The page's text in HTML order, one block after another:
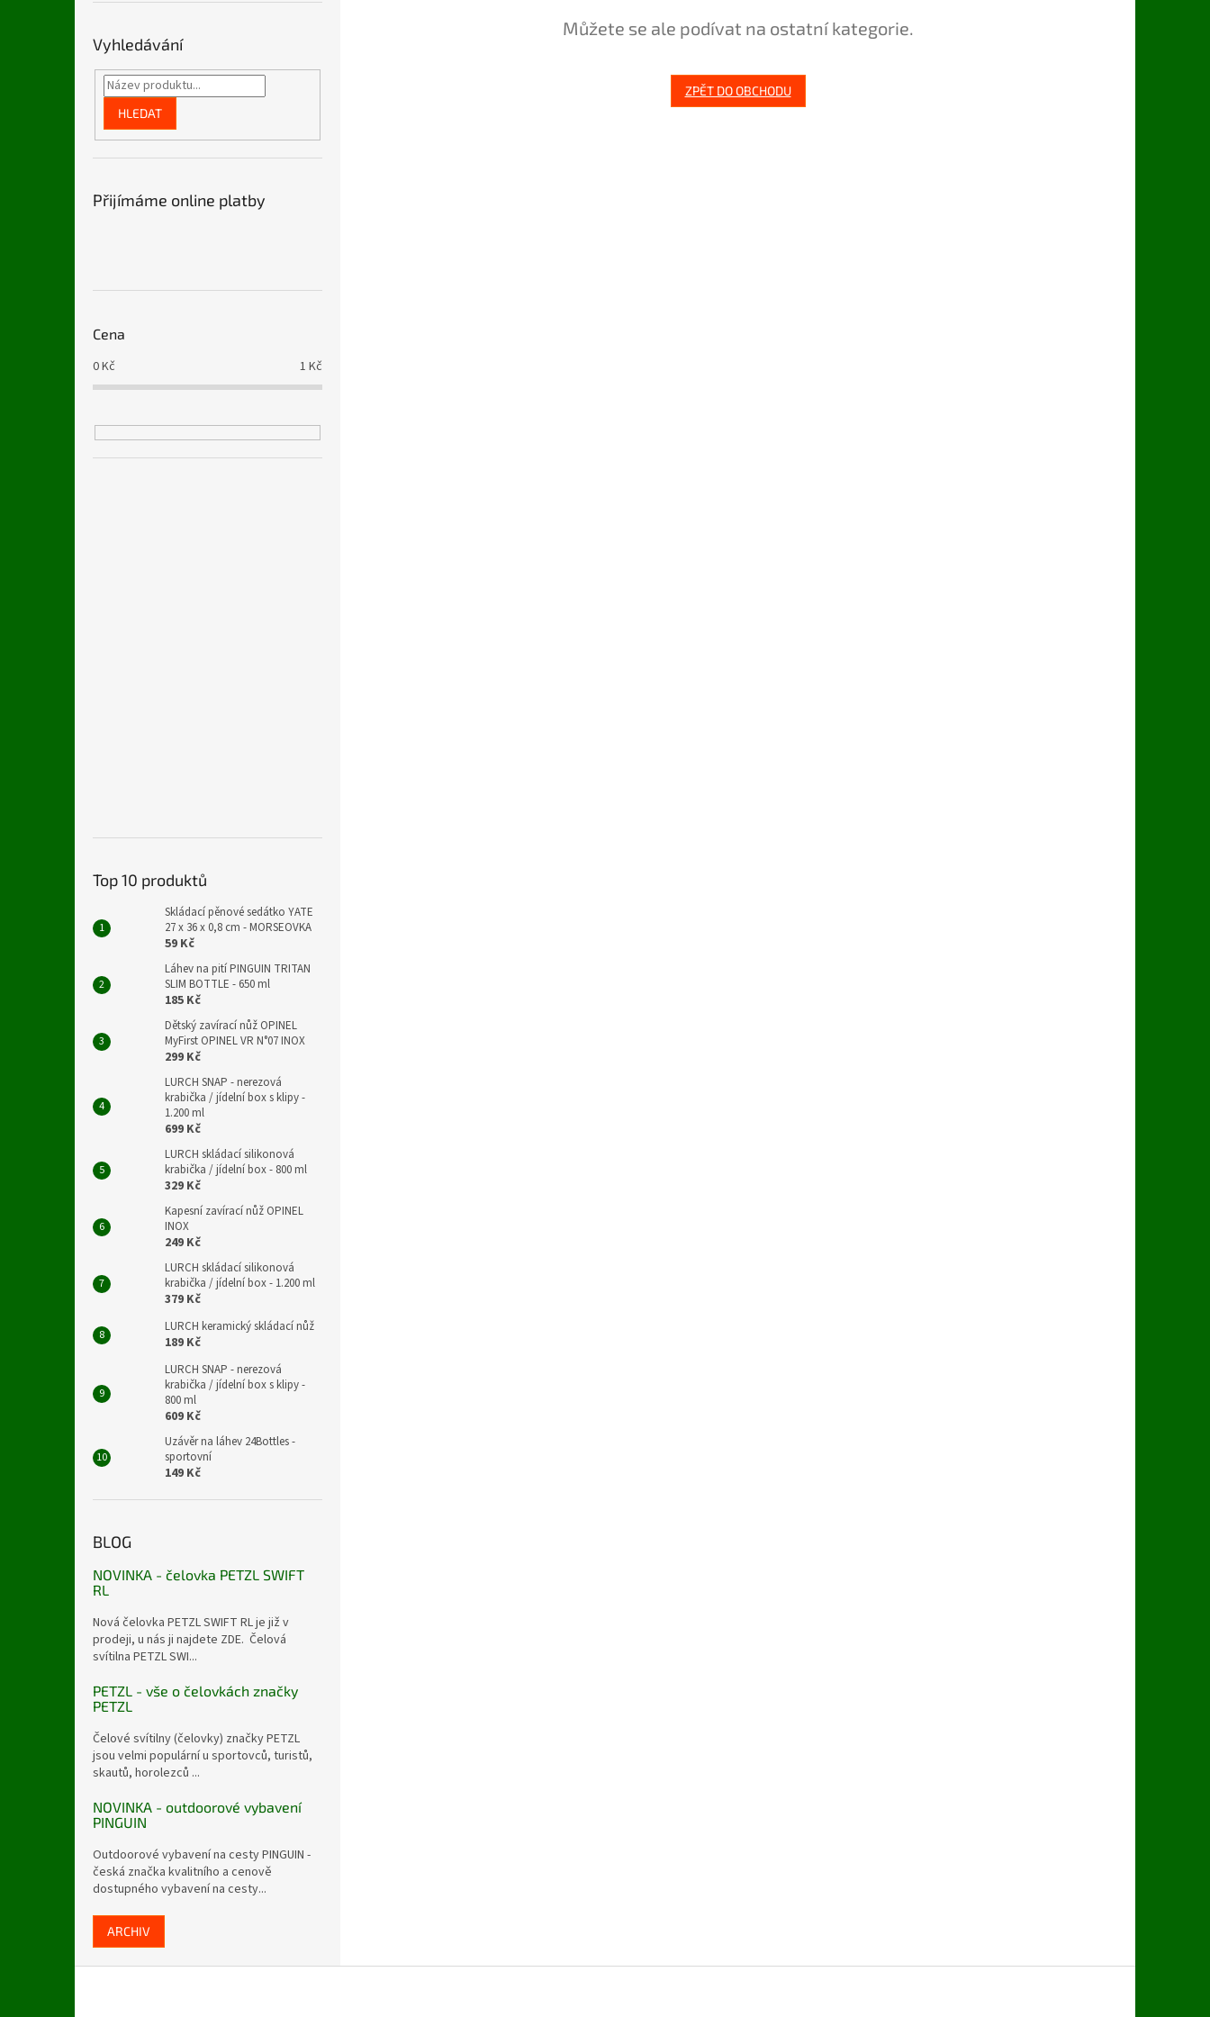
Vyhledávání
HLEDAT
Přijímáme online platby
Cena
0Kč 1 Kč
Top 10 produktů
Skládací pěnové sedátko YATE
27 x 36 x 0,8 cm - MORSEOVKA
59 Kč
Láhev na pití PINGUIN TRITAN
SLIM BOTTLE - 650 ml
185 Kč
Dětský zavírací nůž OPINEL
MyFirst OPINEL VR N°07 INOX
299 Kč
LURCH SNAP - nerezová
krabička / jídelní box s klipy -
1.200 ml
699 Kč
LURCH skládací silikonová
krabička / jídelní box - 800 ml
329 Kč
Kapesní zavírací nůž OPINEL
INOX
249 Kč
LURCH skládací silikonová
krabička / jídelní box - 1.200 ml
379 Kč
LURCH keramický skládací nůž
189 Kč
LURCH SNAP - nerezová
krabička / jídelní box s klipy -
800 ml
609 Kč
Uzávěr na láhev 24Bottles -
sportovní
149 Kč
BLOG
NOVINKA - čelovka PETZL SWIFT
RL
Nová čelovka PETZL SWIFT RL je již v
prodeji, u nás ji najdete ZDE. Čelová
svítilna PETZL SWI...
PETZL - vše o čelovkách značky
PETZL
Čelové svítilny (čelovky) značky PETZL
jsou velmi populární u sportovců, turistů,
skautů, horolezců ...
NOVINKA - outdoorové vybavení
PINGUIN
Outdoorové vybavení na cesty PINGUIN -
česká značka kvalitního a cenově
dostupného vybavení na cesty...
ARCHIV
Můžete se ale podívat na ostatní kategorie.
ZPĚT DO OBCHODU